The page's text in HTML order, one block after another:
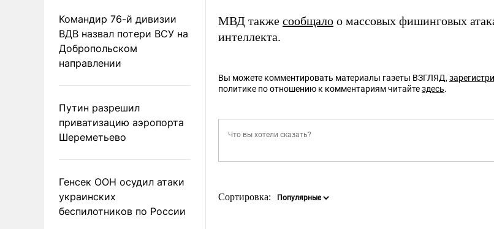
Командир 76-й дивизии
ВДВ назвал потери ВСУ на
Добропольском
направлении
Путин разрешил
приватизацию аэропорта
Шереметьево
Генсек ООН осудил атаки
украинских
беспилотников по России
МВД также сообщало о массовых фишинговых
интеллекта.
Вы можете комментировать материалы газеты ВЗГЛЯД,
политике по отношению к комментариям читайтездесь.
Сортировка: